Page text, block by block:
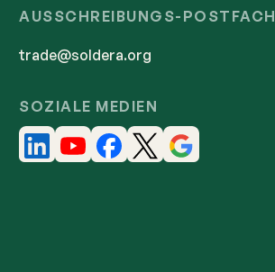
SOZIALE MEDIEN
AUSSCHREIBUNGS-POSTFACH
trade@soldera.org